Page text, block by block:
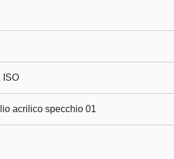
ISO
acrilico specchio 01